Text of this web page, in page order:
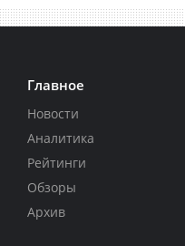
Главное
Новости
Аналитика
Рейтинги
Обзоры
Архив